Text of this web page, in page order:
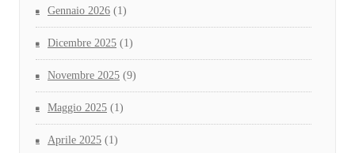
Gennaio 2026 (1)
Dicembre 2025 (1)
Novembre 2025 (9)
Maggio 2025 (1)
Aprile 2025 (1)